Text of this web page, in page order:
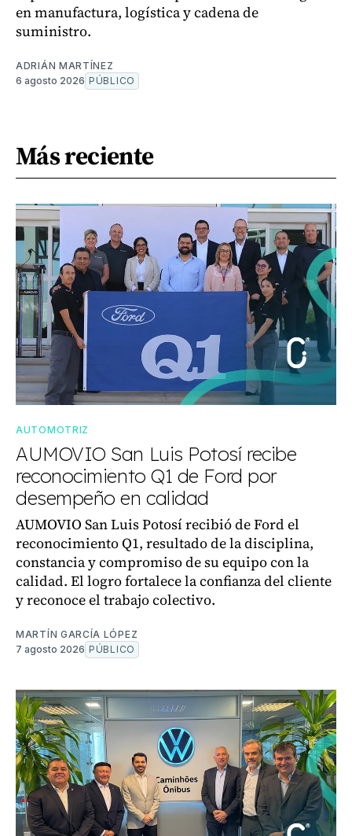
en manufactura, logística y cadena de
suministro.
ADRIÁN MARTÍNEZ
6 agosto 2026 PÚBLICO
Más reciente
AUTOMOTRIZ
AUMOVIO San Luis Potosí recibe
reconocimiento Q1 de Ford por
desempeño en calidad
AUMOVIO San Luis Potosí recibió de Ford el
reconocimiento Q1, resultado de la disciplina,
constancia y compromiso de su equipo con la
calidad. El logro fortalece la confianza del cliente
y reconoce el trabajo colectivo.
MARTÍN GARCÍA LÓPEZ
7 agosto 2026 PÚBLICO